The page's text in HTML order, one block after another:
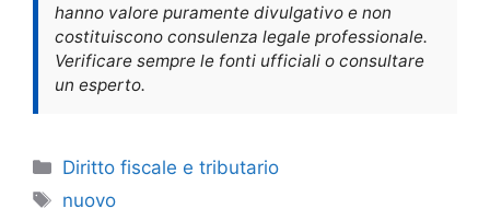
hanno valore puramente divulgativo e non
costituiscono consulenza legale professionale.
Verificare sempre le fonti ufficiali o consultare
un esperto.
Categorie
Diritto fiscale e tributario
Tag
nuovo